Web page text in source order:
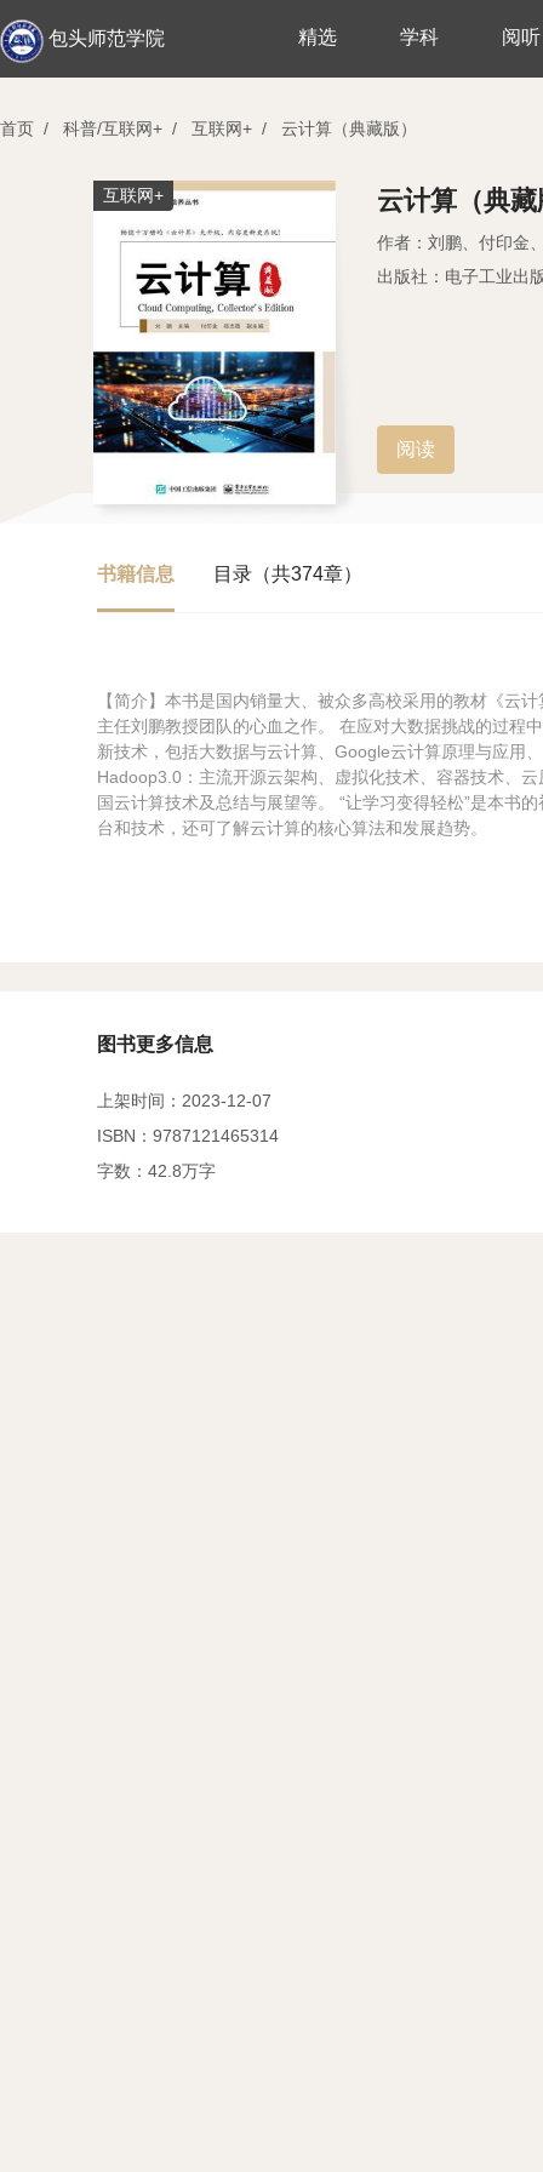
精选 学科 阅听
包头师范学院
首页 / 科普/互联网+ / 互联网+ / 云计算（典藏版）
互联网+ 云计算（典
作者：刘鹏、付印金
出版社：电子工业出
阅读
书籍信息 目录（共374章）
【简介】本书是国内销量大、被众多高校采用的教材《云
主任刘鹏教授团队的心血之作。 在应对大数据挑战的过程
新技术，包括大数据与云计算、Google云计算原理与应用
Hadoop3.0：主流开源云架构、虚拟化技术、容器技术、
国云计算技术及总结与展望等。 “让学习变得轻松”是本书
台和技术，还可了解云计算的核心算法和发展趋势。
图书更多信息
上架时间：2023-12-07
ISBN：9787121465314
字数：42.8万字